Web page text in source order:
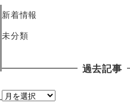
新着情報
未分類
過去記事
過